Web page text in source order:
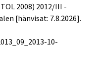
2008) 2012/III -
[hänvisat: 7.8.2026].
10-